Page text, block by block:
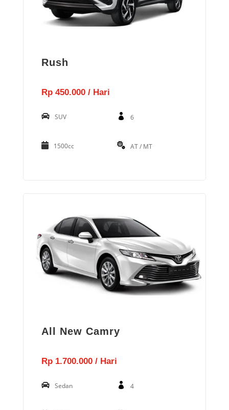
Rush
Rp 450.000 / Hari
SUV 6
1500cc AT / MT
All New Camry
Rp 1.700.000 / Hari
Sedan 4